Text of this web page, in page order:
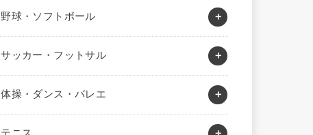
野球・ソフトボール
サッカー・フットサル
体操・ダンス・バレエ